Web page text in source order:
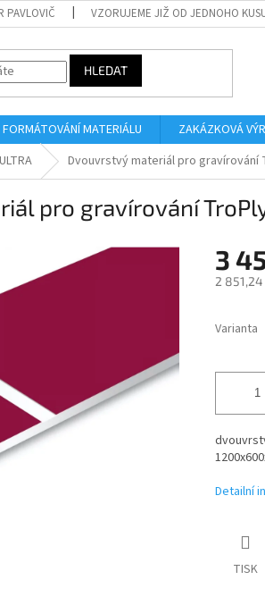
PAVLOVIČ VZORUJEME JIŽ OD JEDNOHO
HLEDAT
FORMÁTOVÁNÍ MATERIÁLU ZAKÁZKOVÁ
Dvouvrstvý materiál pro gravírování
pro gravírování
3
2 851,24
cena:
Varianta
Detailní
TISK